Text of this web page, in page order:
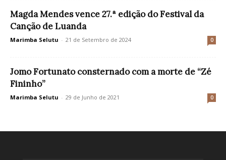
Magda Mendes vence 27.ª edição do Festival da
Canção de Luanda
Marimba Selutu - 21 de Setembro de 2024 0
Jomo Fortunato consternado com a morte de “Zé
Fininho”
Marimba Selutu - 29 de Junho de 2021 0